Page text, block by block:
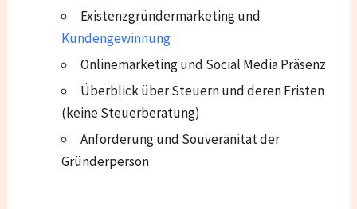
Existenzgründermarketing und
Kundengewinnung
Onlinemarketing und Social Media Präsenz
Überblick über Steuern und deren Fristen
(keine Steuerberatung)
Anforderung und Souveränität der
Gründerperson